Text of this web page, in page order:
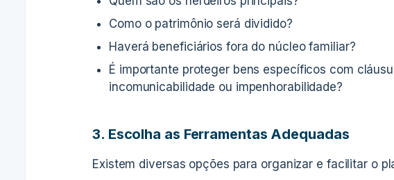
Como o patrimônio será dividido?
Haverá beneficiários fora do núcleo familiar?
É importante proteger bens específicos com
incomunicabilidade ou impenhorabilidade?
3. Escolha as Ferramentas Adequadas
Existem diversas opções para organizar e facilitar o